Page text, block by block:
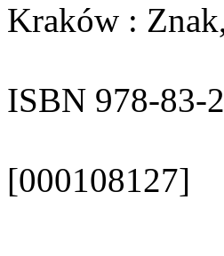
Kraków :
ISBN 978-83-
[000108127]